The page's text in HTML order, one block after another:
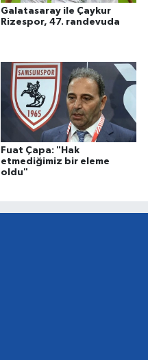
Galatasaray ile Çaykur
Rizespor, 47. randevuda
Fuat Çapa: "Hak
etmediğimiz bir eleme
oldu"